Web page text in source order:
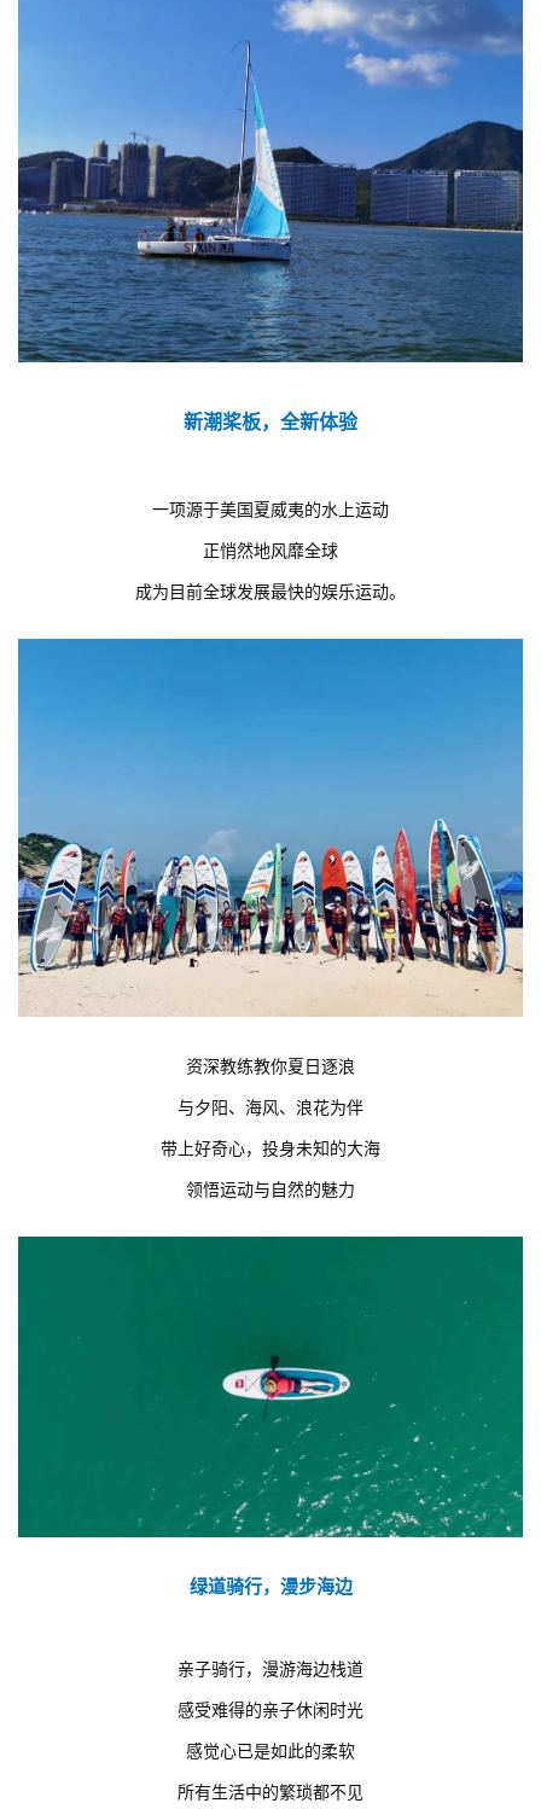
新潮桨板，全新体验
一项源于美国夏威夷的水上运动
正悄然地风靡全球
成为目前全球发展最快的娱乐运动。
资深教练教你夏日逐浪
与夕阳、海风、浪花为伴
带上好奇心，投身未知的大海
领悟运动与自然的魅力
绿道骑行，漫步海边
亲子骑行，漫游海边栈道
感受难得的亲子休闲时光
感觉心已是如此的柔软
所有生活中的繁琐都不见